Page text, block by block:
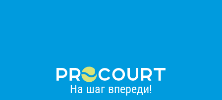
На шаг впереди!